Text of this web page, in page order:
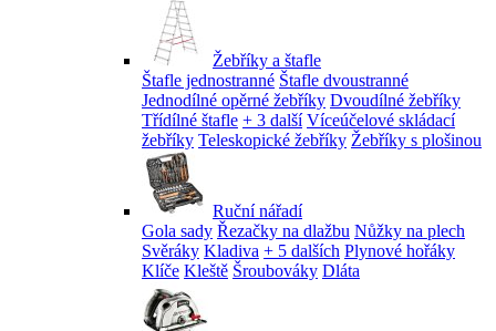
Žebříky a štafle
Štafle jednostranné Štafle dvoustranné
Jednodílné opěrné žebříky Dvoudílné žebříky
Třídílné štafle + 3 další Víceúčelové skládací
žebříky Teleskopické žebříky Žebříky s plošinou
Ruční nářadí
Gola sady Řezačky na dlažbu Nůžky na plech
Svěráky Kladiva + 5 dalších Plynové hořáky
Klíče Kleště Šroubováky Dláta